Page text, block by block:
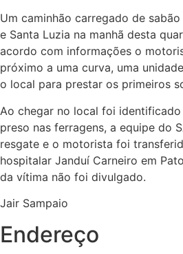
Um caminhão carregado de
e Santa Luzia na manhã desta
acordo com informações o
próximo a uma curva, uma
o local para prestar os primeiros
Ao chegar no local foi
preso nas ferragens, a equipe do
resgate e o motorista foi
hospitalar Janduí Carneiro em
da vítima não foi divulgado.
Jair Sampaio
Endereço